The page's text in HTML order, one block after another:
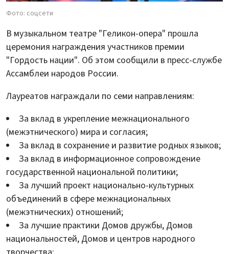
Фото: соцсети
В музыкальном театре "Геликон-опера" прошла
церемония награждения участников премии
"Гордость нации". Об этом сообщили в пресс-службе
Ассамблеи народов России.
Лауреатов награждали по семи направлениям:
За вклад в укрепление межнационального
(межэтнического) мира и согласия;
За вклад в сохранение и развитие родных языков;
За вклад в информационное сопровождение
государственной национальной политики;
За лучший проект национально-культурных
объединений в сфере межнациональных
(межэтнических) отношений;
За лучшие практики Домов дружбы, Домов
национальностей, Домов и центров народного